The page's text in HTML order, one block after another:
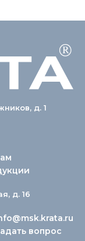
д. 1
д. 16
вопрос